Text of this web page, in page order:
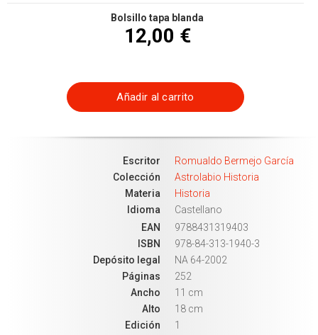
Bolsillo tapa blanda
12,00 €
Añadir al carrito
Escritor
Romualdo Bermejo García
Colección
Astrolabio Historia
Materia
Historia
Idioma
Castellano
EAN
9788431319403
ISBN
978-84-313-1940-3
Depósito legal
NA 64-2002
Páginas
252
Ancho
11 cm
Alto
18 cm
Edición
1